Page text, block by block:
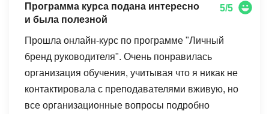
нуля, так как это будет в рамках этого курса, но с
в скользь. Надеюсь следующим потокам повезет
больше. Если раньше никогда не сталкивался с
инвестированием в акции, облигации и т.д., то
даже очень познавательны и полезны
последние два урока. С моделями не все
Программа курса подана интересно
и была полезной
5/5
Прошла онлайн-курс по программе "Личный
бренд руководителя". Очень понравилась
организация обучения, учитывая что я никак не
контактировала с преподавателями вживую, но
все организационные вопросы подробно